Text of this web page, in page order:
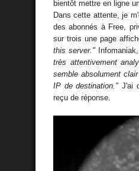
bientôt mettre en ligne
Dans cette attente, je
des abonnés à Free,
sur trois une page
this server."Infomaniak,
très attentivement
semble absolument
IP de destination." J'ai
reçu de réponse.